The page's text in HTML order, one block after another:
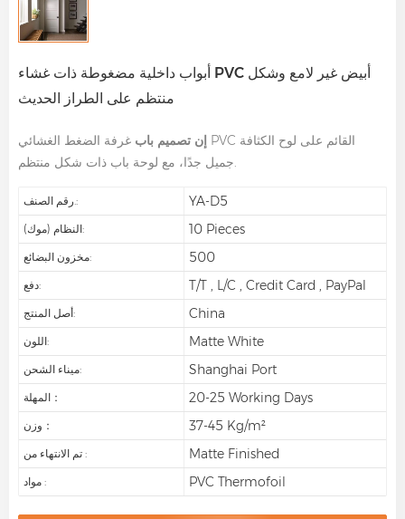
أبواب داخلية مضغوطة ذات غشاء PVC أبيض غير لامع وشكل
منتظم على الطراز الحديث
إن تصميم باب غرفة الضغط الغشائي PVC القائم على لوح الكثافة
رقم الصنف.: YA-D5
النظام (موك): 10 Pieces
مخزون البضائع: 500
دفع: T/T , L/C , Credit Card , PayPal
أصل المنتج: China
اللون: Matte White
ميناء الشحن: Shanghai Port
المهلة： 20-25 Working Days
وزن： 37-45 Kg/m²
تم الانتهاء من : Matte Finished
مواد : PVC Thermofoil